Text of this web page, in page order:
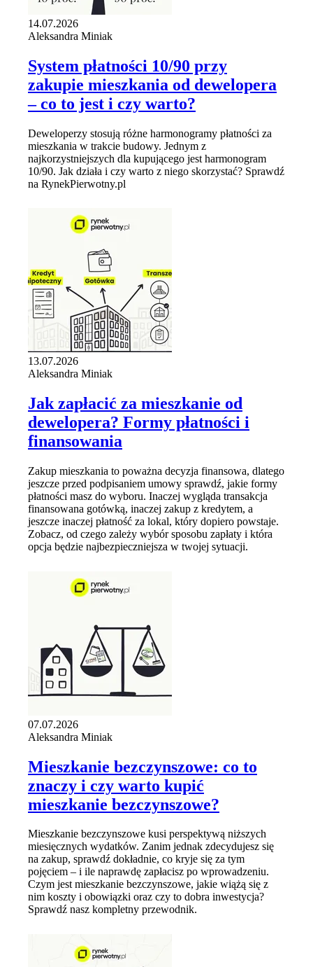
14.07.2026
Aleksandra Miniak
System płatności 10/90 przy
zakupie mieszkania od dewelopera
– co to jest i czy warto?
Deweloperzy stosują różne harmonogramy płatności za
mieszkania w trakcie budowy. Jednym z
najkorzystniejszych dla kupującego jest harmonogram
10/90. Jak działa i czy warto z niego skorzystać? Sprawdź
na RynekPierwotny.pl
13.07.2026
Aleksandra Miniak
Jak zapłacić za mieszkanie od
dewelopera? Formy płatności i
finansowania
Zakup mieszkania to poważna decyzja finansowa, dlatego
jeszcze przed podpisaniem umowy sprawdź, jakie formy
płatności masz do wyboru. Inaczej wygląda transakcja
finansowana gotówką, inaczej zakup z kredytem, a
jeszcze inaczej płatność za lokal, który dopiero powstaje.
Zobacz, od czego zależy wybór sposobu zapłaty i która
opcja będzie najbezpieczniejsza w twojej sytuacji.
07.07.2026
Aleksandra Miniak
Mieszkanie bezczynszowe: co to
znaczy i czy warto kupić
mieszkanie bezczynszowe?
Mieszkanie bezczynszowe kusi perspektywą niższych
miesięcznych wydatków. Zanim jednak zdecydujesz się
na zakup, sprawdź dokładnie, co kryje się za tym
pojęciem – i ile naprawdę zapłacisz po wprowadzeniu.
Czym jest mieszkanie bezczynszowe, jakie wiążą się z
nim koszty i obowiązki oraz czy to dobra inwestycja?
Sprawdź nasz kompletny przewodnik.